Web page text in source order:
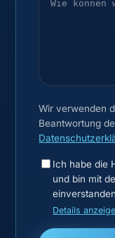
Wir verwenden
Beantwortung
Ich habe die
und bin mit
Details